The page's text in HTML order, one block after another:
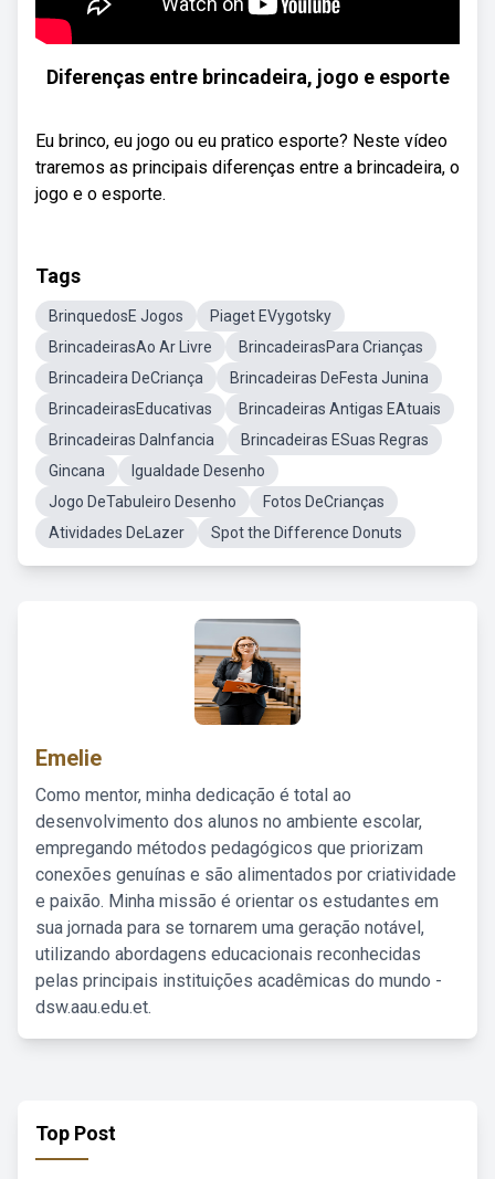
Diferenças entre brincadeira, jogo e esporte
Eu brinco, eu jogo ou eu pratico esporte? Neste vídeo
traremos as principais diferenças entre a brincadeira, o
jogo e o esporte.
Tags
BrinquedosE Jogos
Piaget EVygotsky
BrincadeirasAo Ar Livre
BrincadeirasPara Crianças
Brincadeira DeCriança
Brincadeiras DeFesta Junina
BrincadeirasEducativas
Brincadeiras Antigas EAtuais
Brincadeiras DaInfancia
Brincadeiras ESuas Regras
Gincana
Igualdade Desenho
Jogo DeTabuleiro Desenho
Fotos DeCrianças
Atividades DeLazer
Spot the Difference Donuts
Emelie
Como mentor, minha dedicação é total ao
desenvolvimento dos alunos no ambiente escolar,
empregando métodos pedagógicos que priorizam
conexões genuínas e são alimentados por criatividade
e paixão. Minha missão é orientar os estudantes em
sua jornada para se tornarem uma geração notável,
utilizando abordagens educacionais reconhecidas
pelas principais instituições acadêmicas do mundo -
dsw.aau.edu.et.
Top Post